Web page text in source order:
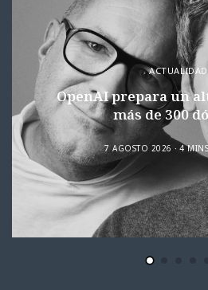
ACTUALIDAD
OpenAI prepara un
más de 300
7 AGOSTO 2026 4